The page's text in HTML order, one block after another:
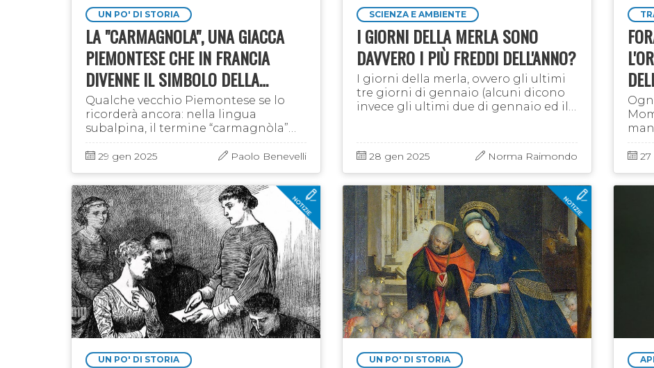
UN PO' DI STORIA
LA "CARMAGNOLA", UNA GIACCA
PIEMONTESE CHE IN FRANCIA
DIVENNE IL SIMBOLO DELLA
RIVOLUZIONE
Qualche vecchio Piemontese se lo
ricorderà ancora: nella lingua
subalpina, il termine “carmagnòla”
era uno dei termini in uso per
indicare la giacca. Ma anche in
francese la parola “carmagnole” …
29 gen 2025 Paolo Benevelli
SCIENZA E AMBIENTE
I GIORNI DELLA MERLA SONO
DAVVERO I PIÙ FREDDI DELL'ANNO?
I giorni della merla, ovvero gli ultimi
tre giorni di gennaio (alcuni dicono
invece gli ultimi due di gennaio ed il
In …
28 gen 2025 Norma Raimondo
UN PO' DI STORIA UN PO' DI STORIA